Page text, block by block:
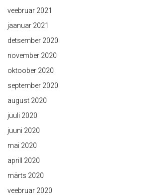
veebruar 2021
jaanuar 2021
detsember 2020
november 2020
oktoober 2020
september 2020
august 2020
juuli 2020
juuni 2020
mai 2020
aprill 2020
märts 2020
veebruar 2020